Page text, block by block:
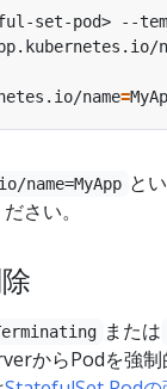
set-pod> --
name=
name=MyApp と
さい。
または
からPodを強